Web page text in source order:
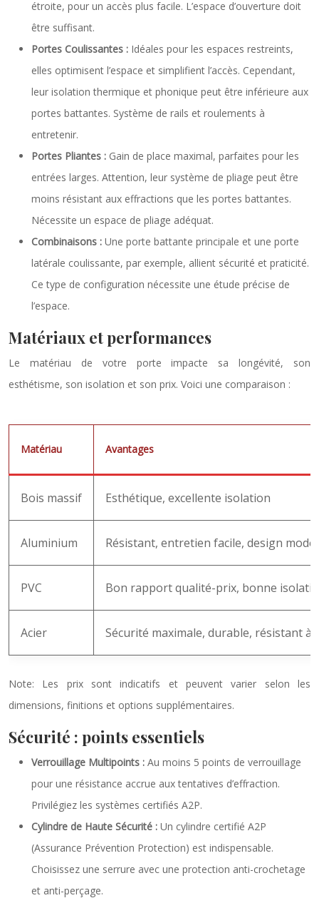
étroite, pour un accès plus facile. L’espace d’ouverture doit
être suffisant.
Portes Coulissantes : Idéales pour les espaces restreints,
elles optimisent l’espace et simplifient l’accès. Cependant,
leur isolation thermique et phonique peut être inférieure aux
portes battantes. Système de rails et roulements à
entretenir.
Portes Pliantes : Gain de place maximal, parfaites pour les
entrées larges. Attention, leur système de pliage peut être
moins résistant aux effractions que les portes battantes.
Nécessite un espace de pliage adéquat.
Combinaisons : Une porte battante principale et une porte
latérale coulissante, par exemple, allient sécurité et praticité.
Ce type de configuration nécessite une étude précise de
l’espace.
Matériaux et performances
Le matériau de votre porte impacte sa longévité, son
esthétisme, son isolation et son prix. Voici une comparaison :
Matériau Avantages
Bois massif Esthétique, excellente isolation
Aluminium Résistant, entretien facile, design
PVC Bon rapport qualité-prix, bonne
Acier Sécurité maximale, durable, résistant à
Note: Les prix sont indicatifs et peuvent varier selon les
dimensions, finitions et options supplémentaires.
Sécurité : points essentiels
Verrouillage Multipoints : Au moins 5 points de verrouillage
pour une résistance accrue aux tentatives d’effraction.
Privilégiez les systèmes certifiés A2P.
Cylindre de Haute Sécurité : Un cylindre certifié A2P
(Assurance Prévention Protection) est indispensable.
Choisissez une serrure avec une protection anti-crochetage
et anti-perçage.